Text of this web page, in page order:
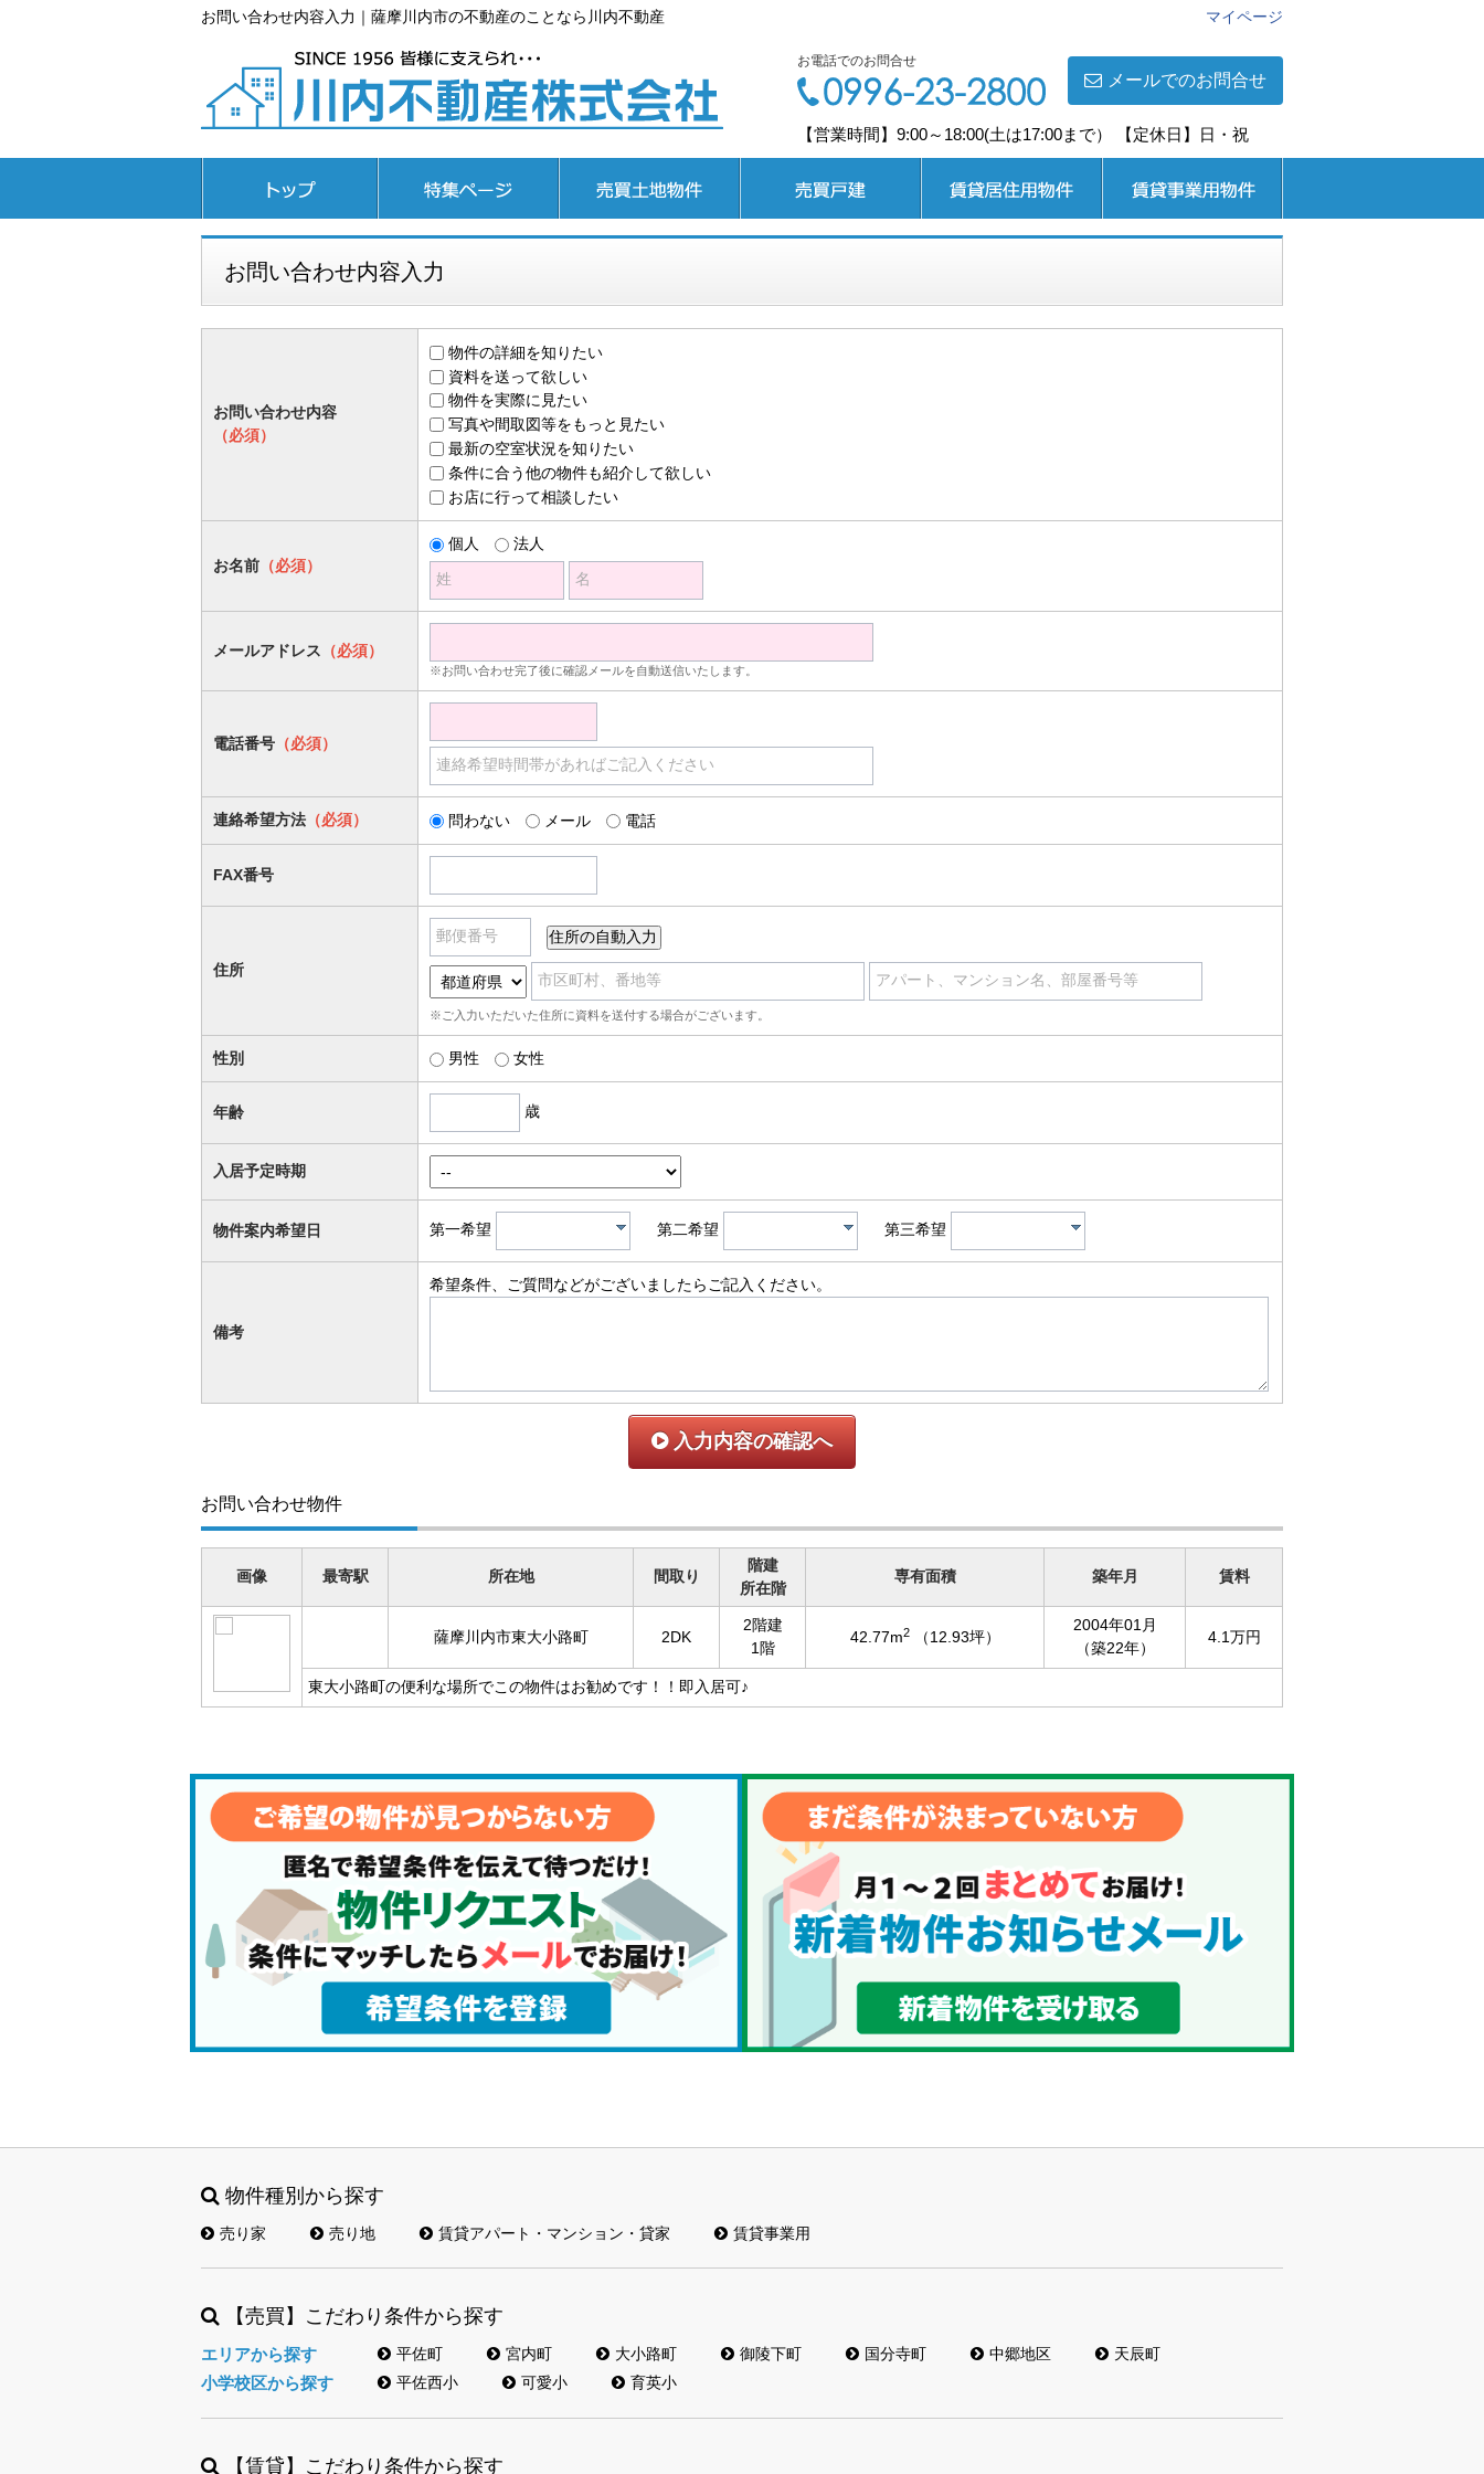
お問い合わせ内容入力｜薩摩川内市の不動産のことなら川内不動産 マイページ
メールでのお問合せ
お電話でのお問合せ
【営業時間】9:00～18:00(土は17:00まで） 【定休日】日・祝
お問い合わせ内容入力
お問い合わせ内容
（必須）
物件の詳細を知りたい
資料を送って欲しい
物件を実際に見たい
写真や間取図等をもっと見たい
最新の空室状況を知りたい
条件に合う他の物件も紹介して欲しい
お店に行って相談したい
お名前 （必須）
個人
法人
姓
名
メールアドレス （必須）
※お問い合わせ完了後に確認メールを自動送信いたします。
電話番号 （必須）
連絡希望時間帯があればご記入ください
連絡希望方法 （必須） 問わない メール 電話
FAX番号
住所
郵便番号
市区町村、番地等 アパート、マンション名、部屋番号等
※ご入力いただいた住所に資料を送付する場合がございます。
性別 男性 女性
年齢 歳
入居予定時期
物件案内希望日 第一希望 第二希望 第三希望
備考
希望条件、ご質問などがございましたらご記入ください。
入力内容の確認へ
お問い合わせ物件
画像 最寄駅 所在地 間取り
階建
所在階
専有面積 築年月 賃料
薩摩川内市東大小路町 2DK
2階建
1階
42.77m2 （12.93坪）
2004年01月
（築22年）
4.1万円
東大小路町の便利な場所でこの物件はお勧めです！！即入居可♪
物件種別から探す
売り家 売り地 賃貸アパート・マンション・貸家 賃貸事業用
【売買】こだわり条件から探す
エリアから探す 平佐町 宮内町 大小路町 御陵下町 国分寺町 中郷地区 天辰町
小学校区から探す 平佐西小 可愛小 育英小
【賃貸】こだわり条件から探す